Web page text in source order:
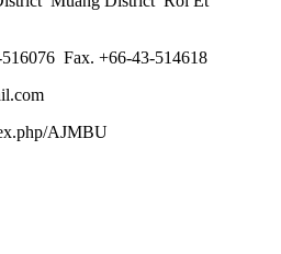
Fax. +66-43-514618
AJMBU